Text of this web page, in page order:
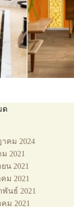
ด
คม 2024
2021
น 2021
ม 2021
นธ์ 2021
ม 2021